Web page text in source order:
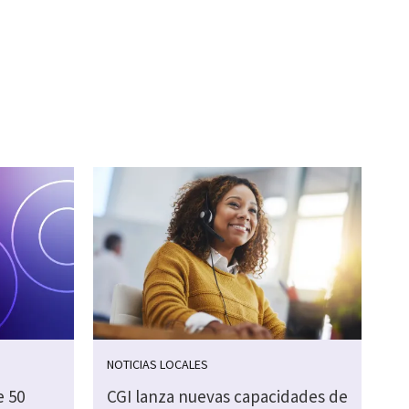
50
NOTICIAS LOCALES
CGI lanza nuevas capacidades de